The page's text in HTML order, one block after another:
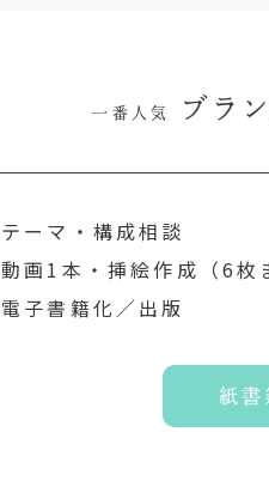
一番人気 ブラ
テーマ・構成相談
動画1本・挿絵作成（6枚
電子書籍化／出版
紙書